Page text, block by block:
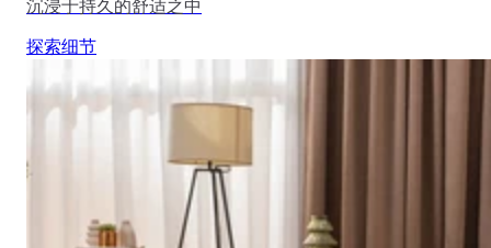
沉浸于持久的舒适之中
探索细节